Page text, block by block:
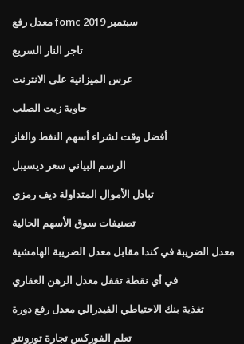
معدل رفع fomc سبتمبر 2019
تاجر النار السريع
عرس الميزانية على الانترنت
حاوية زيت الصلب
أفضل وقت لشراء أسهم النفط والغاز
الرسم البياني سعر ديسيبل
تبادل الأموال المتداولة ديف رمزي
تصنيفات سوق الأسهم الحالية
معدل الضريبة في كندا مقابل معدل الضريبة الهامشية
في أي نقطة تقفل معدل الرهن العقاري
تغذية بنك الاحتياطي الفيدرالي معدل رفع دورة
تعلم الفوركس تجارة تورونتو